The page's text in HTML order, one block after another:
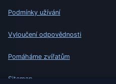
Podmínky užívání
Vyloučení odpovědnosti
Pomáháme zvířatům
Sitemap